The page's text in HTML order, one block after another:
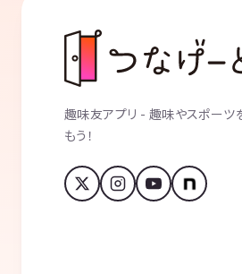
趣味友アプリ - 趣味やスポーツ
もう！